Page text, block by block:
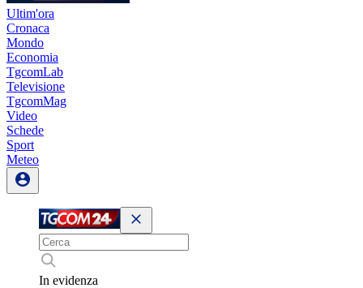
Ultim'ora
Cronaca
Mondo
Economia
TgcomLab
Televisione
TgcomMag
Video
Schede
Sport
Meteo
In evidenza